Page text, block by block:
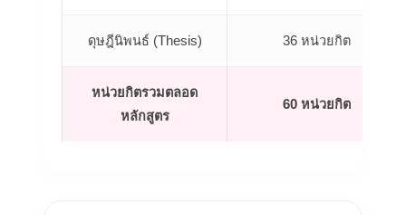
ดุษฎีนิพนธ์ (Thesis) 36 หน่วยกิต
หน่วยกิตรวมตลอด
หลักสูตร
60 หน่วยกิต